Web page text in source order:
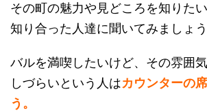
その町の魅力や見どころを知りた
知り合った人達に聞いてみましょう
バルを満喫したいけど、その雰囲
しづらいという人はカウンターの
う。